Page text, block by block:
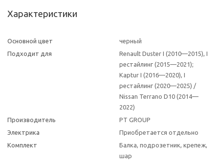
Характеристики
Основной цвет
черный
Подходит для
Renault Duster I (2010—2015), I
рестайлинг (2015—2021);
Kaptur I (2016—2020), I
рестайлинг (2020—2025) /
Nissan Terrano D10 (2014—
2022)
Производитель
PT GROUP
Электрика
Приобретается отдельно
Комплект
Балка, подрозетник, крепеж,
шар